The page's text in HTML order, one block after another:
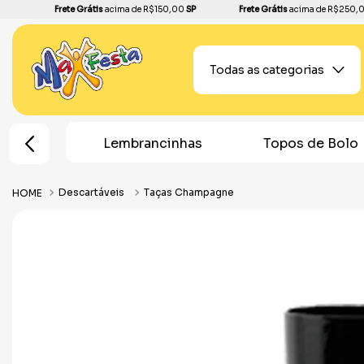
Frete Grátisacima de R$150,00 SP Frete Grátisacima de
Todas as categorias
Festa Lembrancinhas Topos de Bolo
Descartáveis Taças Champagne